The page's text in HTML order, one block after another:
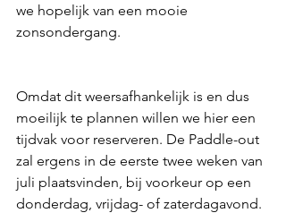
we hopelijk van een mooie
zonsondergang.
Omdat dit weersafhankelijk is en dus
moeilijk te plannen willen we hier een
tijdvak voor reserveren. De Paddle-out
zal ergens in de eerste twee weken van
juli plaatsvinden, bij voorkeur op een
donderdag, vrijdag- of zaterdagavond.